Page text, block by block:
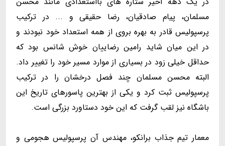
مسلمان، پیام صادقیان، رضا حقیقی و ... در ترکیب
پرسپولیس قادر به بهره بروی از همه استعداد خود نبودند و
در این میان شاید رامین رضاییان خوش شانس بود که
حداقل خیلی زود در بسیاری از موارد مسیر خود را تغییر داد.
البته محسن مسلمان چند فصل درخشان را در ترکیب
پرسپولیس ثبت کرد و یکی از بهترین پاسورهای تاریخ این
باشگاه نیز لقب گرفت که این خود دستاورد بزرگی است.
معمار تیم جذاب برانکو، مهندس آن پرسپولیس هجومی و